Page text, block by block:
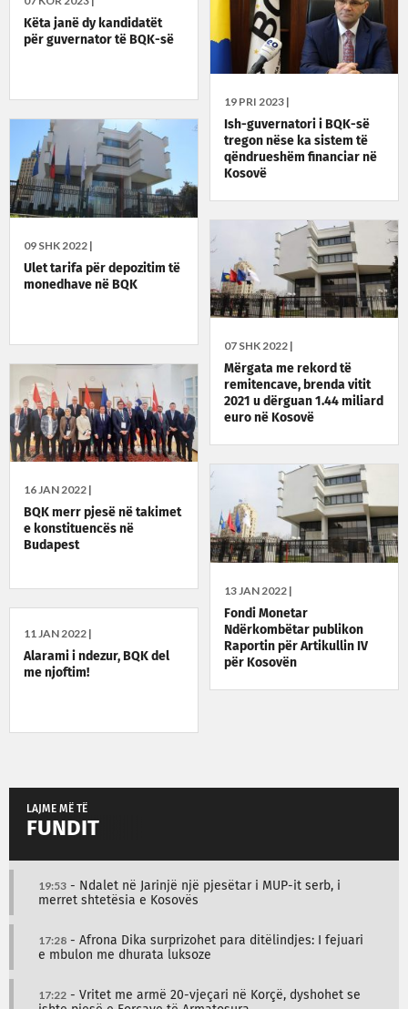
Këta janë dy kandidatët
për guvernator të BQK-së
19 PRI 2023 |
Ish-guvernatori i BQK-së
tregon nëse ka sistem të
qëndrueshëm financiar në
Kosovë
09 SHK 2022 |
Ulet tarifa për depozitim të
monedhave në BQK
07 SHK 2022 |
Mërgata me rekord të
remitencave, brenda vitit
2021 u dërguan 1.44 miliard
euro në Kosovë
16 JAN 2022 |
BQK merr pjesë në takimet
e konstituencës në
Budapest
13 JAN 2022 |
Fondi Monetar
Ndërkombëtar publikon
Raportin për Artikullin IV
për Kosovën
11 JAN 2022 |
Alarami i ndezur, BQK del
me njoftim!
LAJME MË TË
FUNDIT
19:53 - Ndalet në Jarinjë një pjesëtar i MUP-it serb, i
merret shtetësia e Kosovës
17:28 - Afrona Dika surprizohet para ditëlindjes: I fejuari
e mbulon me dhurata luksoze
17:22 - Vritet me armë 20-vjeçari në Korçë, dyshohet se